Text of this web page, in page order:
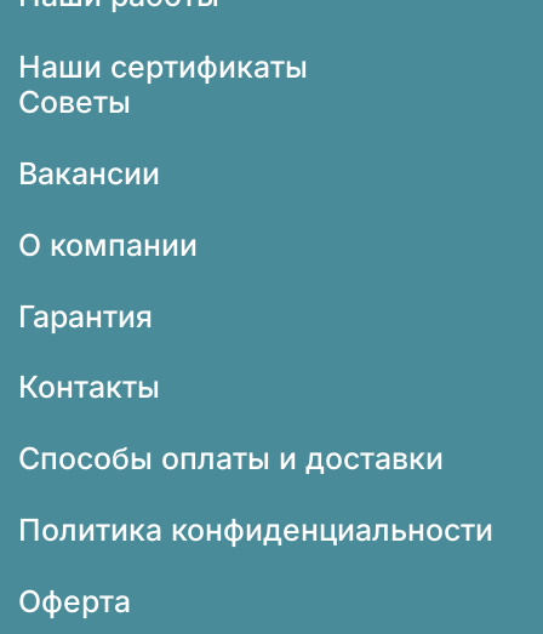
Наши сертификаты
Советы
Вакансии
О компании
Гарантия
Контакты
Способы оплаты и доставки
Политика конфиденциальности
Оферта